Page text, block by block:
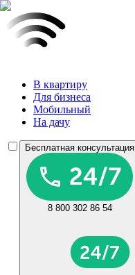
В квартиру
Для бизнеса
Мобильный
На дачу
Бесплатная консультация
8 800 302 86 54